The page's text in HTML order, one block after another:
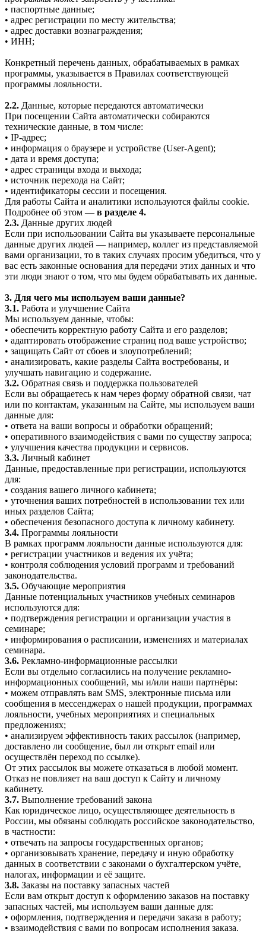
• паспортные данные;
• адрес регистрации по месту жительства;
• адрес доставки вознаграждения;
• ИНН;
Конкретный перечень данных, обрабатываемых в рамках
программы, указывается в Правилах соответствующей
программы лояльности.
2.2. Данные, которые передаются автоматически
При посещении Сайта автоматически собираются
технические данные, в том числе:
• IP-адрес;
• информация о браузере и устройстве (User-Agent);
• дата и время доступа;
• адрес страницы входа и выхода;
• источник перехода на Сайт;
• идентификаторы сессии и посещения.
Для работы Сайта и аналитики используются файлы cookie.
Подробнее об этом — в разделе 4.
2.3. Данные других людей
Если при использовании Сайта вы указываете персональные
данные других людей — например, коллег из представляемой
вами организации, то в таких случаях просим убедиться, что у
вас есть законные основания для передачи этих данных и что
эти люди знают о том, что мы будем обрабатывать их данные.
3. Для чего мы используем ваши данные?
3.1. Работа и улучшение Сайта
Мы используем данные, чтобы:
• обеспечить корректную работу Сайта и его разделов;
• адаптировать отображение страниц под ваше устройство;
• защищать Сайт от сбоев и злоупотреблений;
• анализировать, какие разделы Сайта востребованы, и
улучшать навигацию и содержание.
3.2. Обратная связь и поддержка пользователей
Если вы обращаетесь к нам через форму обратной связи, чат
или по контактам, указанным на Сайте, мы используем ваши
данные для:
• ответа на ваши вопросы и обработки обращений;
• оперативного взаимодействия с вами по существу запроса;
• улучшения качества продукции и сервисов.
3.3. Личный кабинет
Данные, предоставленные при регистрации, используются
для:
• создания вашего личного кабинета;
• уточнения ваших потребностей в использовании тех или
иных разделов Сайта;
• обеспечения безопасного доступа к личному кабинету.
3.4. Программы лояльности
В рамках программ лояльности данные используются для:
• регистрации участников и ведения их учёта;
• контроля соблюдения условий программ и требований
законодательства.
3.5. Обучающие мероприятия
Данные потенциальных участников учебных семинаров
используются для:
• подтверждения регистрации и организации участия в
семинаре;
• информирования о расписании, изменениях и материалах
семинара.
3.6. Рекламно-информационные рассылки
Если вы отдельно согласились на получение рекламно-
информационных сообщений, мы и/или наши партнёры:
• можем отправлять вам SMS, электронные письма или
сообщения в мессенджерах о нашей продукции, программах
лояльности, учебных мероприятиях и специальных
предложениях;
• анализируем эффективность таких рассылок (например,
доставлено ли сообщение, был ли открыт email или
осуществлён переход по ссылке).
От этих рассылок вы можете отказаться в любой момент.
Отказ не повлияет на ваш доступ к Сайту и личному
кабинету.
3.7. Выполнение требований закона
Как юридическое лицо, осуществляющее деятельность в
России, мы обязаны соблюдать российское законодательство,
в частности:
• отвечать на запросы государственных органов;
• организовывать хранение, передачу и иную обработку
данных в соответствии с законами о бухгалтерском учёте,
налогах, информации и её защите.
3.8. Заказы на поставку запасных частей
Если вам открыт доступ к оформлению заказов на поставку
запасных частей, мы используем ваши данные для:
• оформления, подтверждения и передачи заказа в работу;
• взаимодействия с вами по вопросам исполнения заказа.